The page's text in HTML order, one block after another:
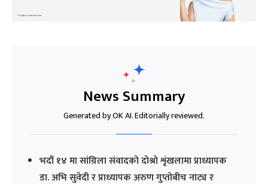
News Summary
Generated by OK AI. Editorially reviewed.
भदौं १४ मा सांग्रिला संवादको दोश्रो शृंखलामा प्राध्यापक
डा. अभि सुवेदी र प्राध्यापक अरुण गुप्तोबीच नाट्य र